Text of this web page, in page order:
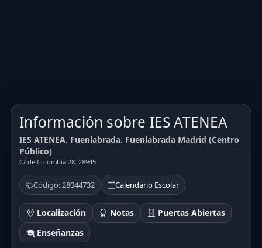
Información sobre IES ATENEA
IES ATENEA. Fuenlabrada. Fuenlabrada Madrid (Centro
Público)
C/ de Colombia 28. 28945.
Código: 28044732 Calendario Escolar
Localización Notas
Puertas Abiertas
Enseñanzas